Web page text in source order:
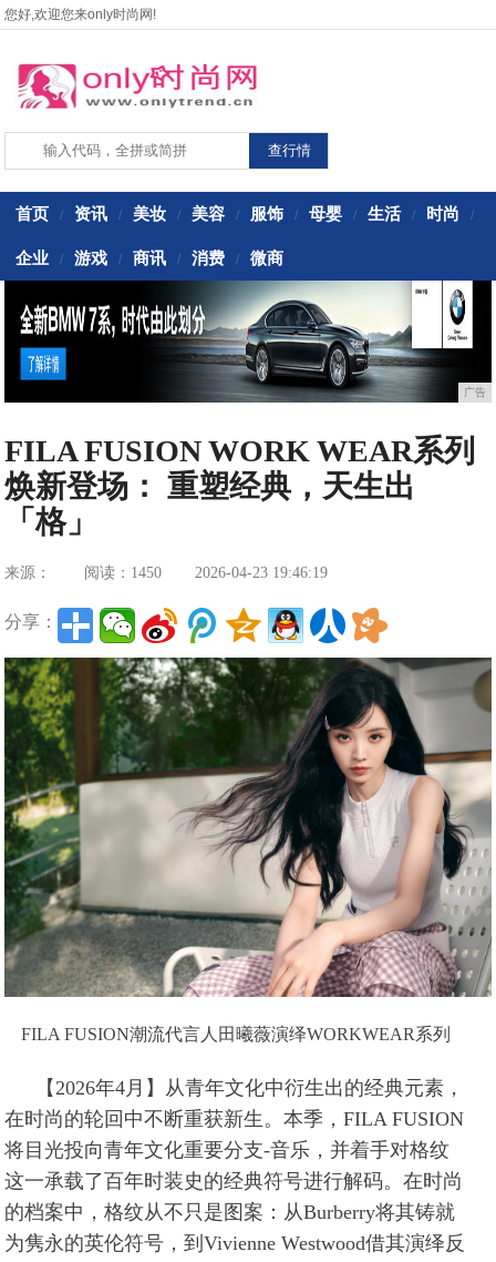
您好,欢迎您来only时尚网!
首页 / 资讯 / 美妆 / 美容 / 服饰 / 母婴 / 生活 / 时尚 /
企业 / 游戏 / 商讯 / 消费 / 微商
广告
FILA FUSION WORK WEAR系列
焕新登场： 重塑经典，天生出
「格」
来源： 阅读：1450 2026-04-23 19:46:19
分享：
FILA FUSION潮流代言人田曦薇演绎WORKWEAR系列
【2026年4月】从青年文化中衍生出的经典元素，
在时尚的轮回中不断重获新生。本季，FILA FUSION
将目光投向青年文化重要分支-音乐，并着手对格纹
这一承载了百年时装史的经典符号进行解码。在时尚
的档案中，格纹从不只是图案：从Burberry将其铸就
为隽永的英伦符号，到Vivienne Westwood借其演绎反